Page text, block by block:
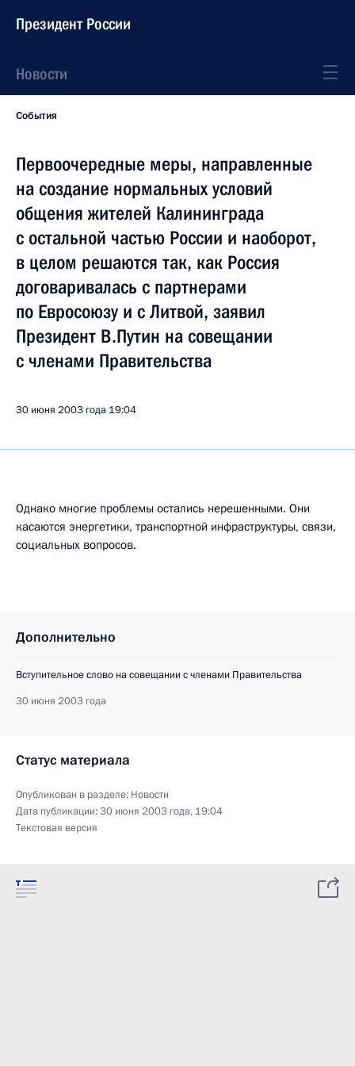
Президент России
Новости
События
Первоочередные меры, направленные
на создание нормальных условий
общения жителей Калининграда
с остальной частью России и наоборот,
в целом решаются так, как Россия
договаривалась с партнерами
по Евросоюзу и с Литвой, заявил
Президент В.Путин на совещании
с членами Правительства
30 июня 2003 года 19:04
Однако многие проблемы остались нерешенными. Они
касаются энергетики, транспортной инфраструктуры, связи,
социальных вопросов.
Дополнительно
Вступительное слово на совещании с членами Правительства
30 июня 2003 года
Статус материала
Опубликован в разделе: Новости
Дата публикации:30 июня 2003 года, 19:04
Текстовая версия